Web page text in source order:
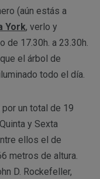
(aún estás a
York, verlo y
de 17.30h. a 23.30h.
el árbol de
todo el día.
un total de 19
y Sexta
ellos el de
metros de altura.
D. Rockefeller,